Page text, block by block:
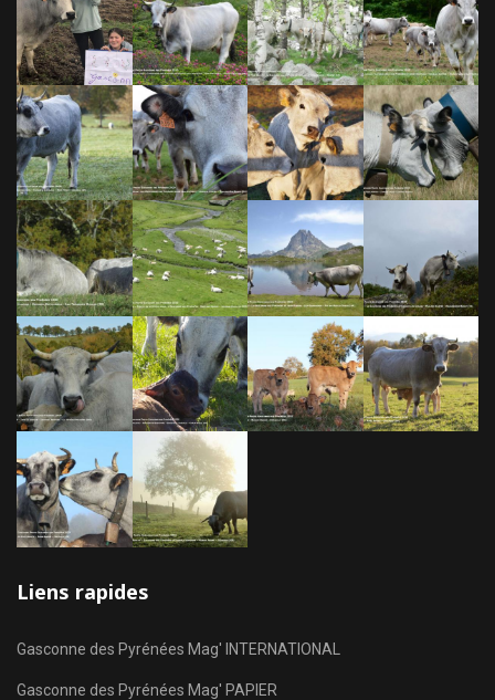
Liens rapides
Gasconne des Pyrénées Mag' INTERNATIONAL
Gasconne des Pyrénées Mag' PAPIER